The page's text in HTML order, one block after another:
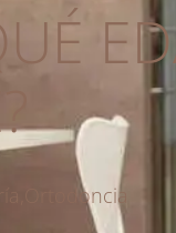
Ortodoncia